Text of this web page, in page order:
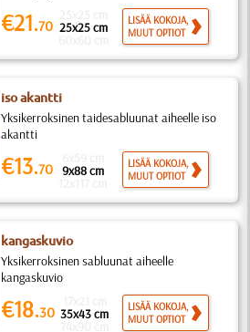
€21.70 25x25 cm
LISÄÄ KOKOJA,
MUUT OPTIOT
iso akantti
Yksikerroksinen taidesabluunat aiheelle iso
akantti
€13.70 9x88 cm
LISÄÄ KOKOJA,
MUUT OPTIOT
kangaskuvio
Yksikerroksinen sabluunat aiheelle
kangaskuvio
€18.30 35x43 cm
LISÄÄ KOKOJA,
MUUT OPTIOT